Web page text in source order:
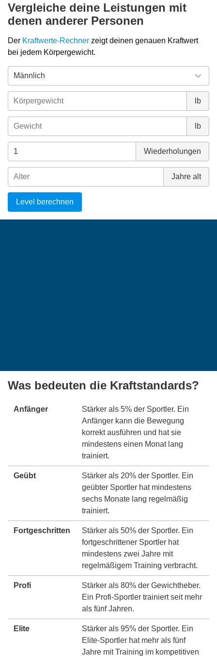
Vergleiche deine Leistungen mit
denen anderer Personen
Der Kraftwerte-Rechner zeigt deinen genauen Kraftwert
bei jedem Körpergewicht.
lb
lb
Wiederholungen
Jahre alt
Level berechnen
Was bedeuten die Kraftstandards?
Anfänger
Stärker als 5% der Sportler. Ein
Anfänger kann die Bewegung
korrekt ausführen und hat sie
mindestens einen Monat lang
trainiert.
Geübt
Stärker als 20% der Sportler. Ein
geübter Sportler hat mindestens
sechs Monate lang regelmäßig
trainiert.
Fortgeschritten
Stärker als 50% der Sportler. Ein
fortgeschrittener Sportler hat
mindestens zwei Jahre mit
regelmäßigem Training verbracht.
Profi
Stärker als 80% der Gewichtheber.
Ein Profi-Sportler trainiert seit mehr
als fünf Jahren.
Elite
Stärker als 95% der Sportler. Ein
Elite-Sportler hat mehr als fünf
Jahre mit Training im kompetitiven